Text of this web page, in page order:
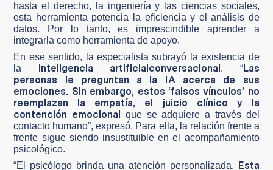
hasta el derecho, la ingeniería y las ciencias sociales,
esta herramienta potencia la eficiencia y el análisis de
datos. Por lo tanto, es imprescindible aprender a
integrarla como herramienta de apoyo.
En ese sentido, la especialista subrayó la existencia de
la inteligencia artificialconversacional. “Las
personas le preguntan a la IA acerca de sus
emociones. Sin embargo, estos ‘falsos vínculos’ no
reemplazan la empatía, el juicio clínico y la
contención emocional que se adquiere a través del
contacto humano”, expresó. Para ella, la relación frente a
frente sigue siendo insustituible en el acompañamiento
psicológico.
“El psicólogo brinda una atención personalizada. Esta